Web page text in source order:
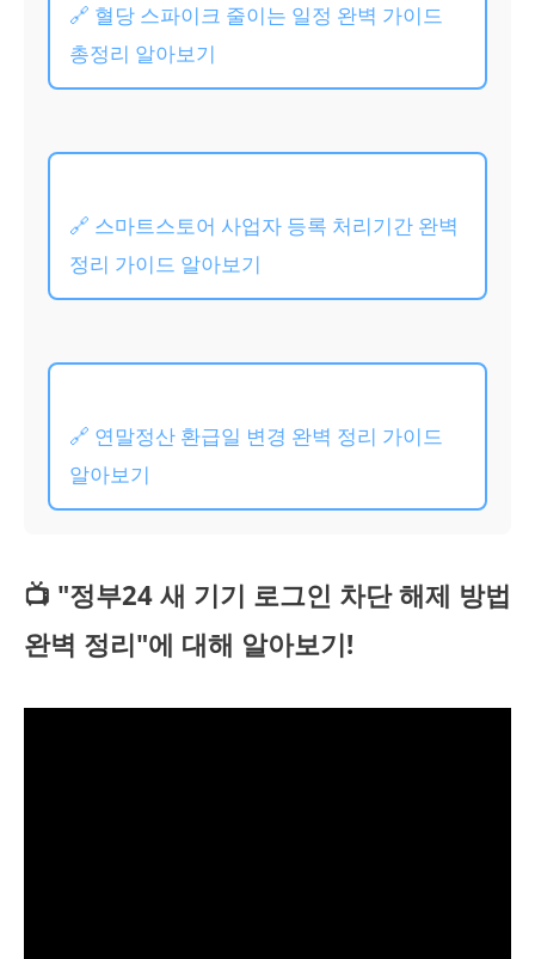
🔗 혈당 스파이크 줄이는 일정 완벽 가이드
총정리 알아보기
🔗 스마트스토어 사업자 등록 처리기간 완벽
정리 가이드 알아보기
🔗 연말정산 환급일 변경 완벽 정리 가이드
알아보기
📺 "정부24 새 기기 로그인 차단 해제 방법
완벽 정리"에 대해 알아보기!